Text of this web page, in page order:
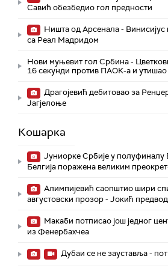
Савић обезбедио гол предности
Ништа од Арсенала -
са Реал Мадридом
Нови муњевит гол Србина -
16 секунди против ПАОК-а и
Драгојевић дебитовао за
Јагјелоње
Кошарка
Јуниорке Србије у полуфиналу
Белгија поражена великим
Алимпијевић саопштио шири
августовски прозор - Јокић
Макаби потписао још једног
из Фенербахчеа
Дубаи се не зауставља -